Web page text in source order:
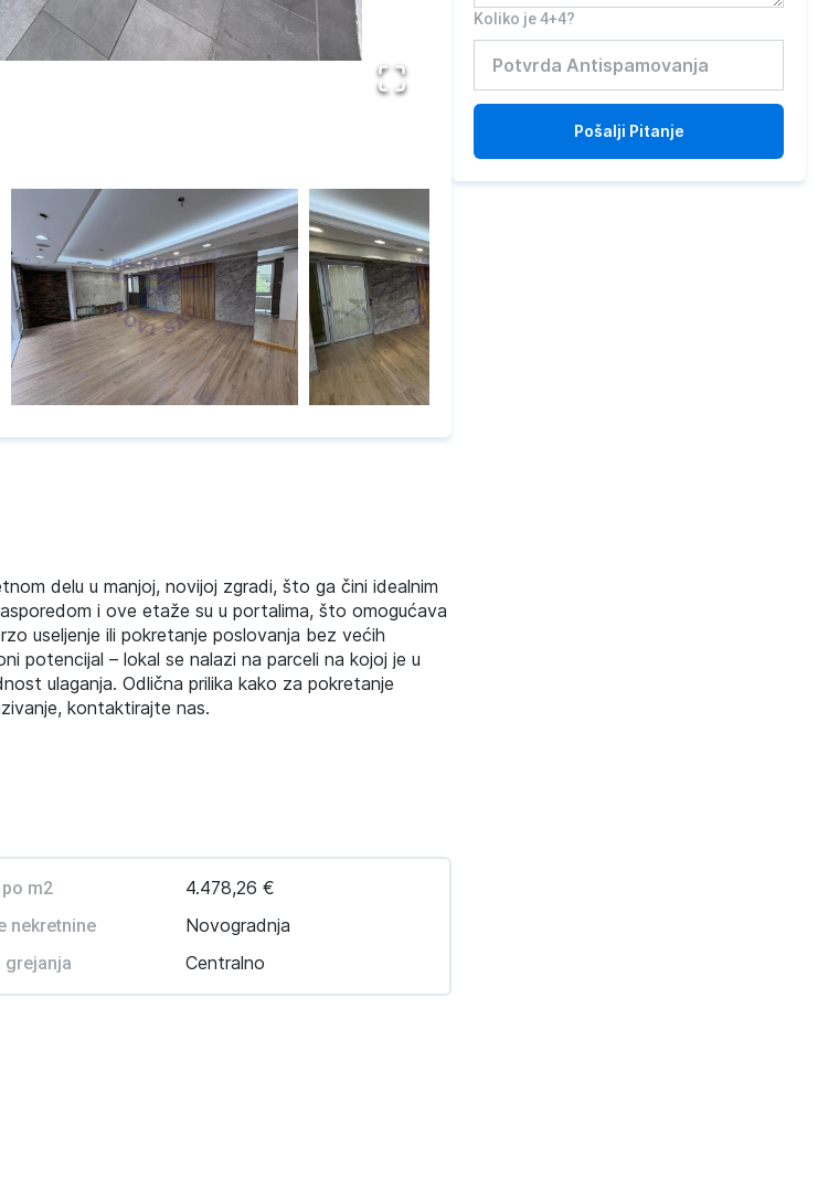
delu u manjoj, novijoj zgradi, što ga čini idealnim
i ove etaže su u portalima, što omogućava
useljenje ili pokretanje poslovanja bez većih
potencijal – lokal se nalazi na parceli na kojoj je u
ulaganja. Odlična prilika kako za pokretanje
kontaktirajte nas.
m2 4.478,26 €
nekretnine Novogradnja
grejanja Centralno
Koliko je 4+4?
Pošalji Pitanje